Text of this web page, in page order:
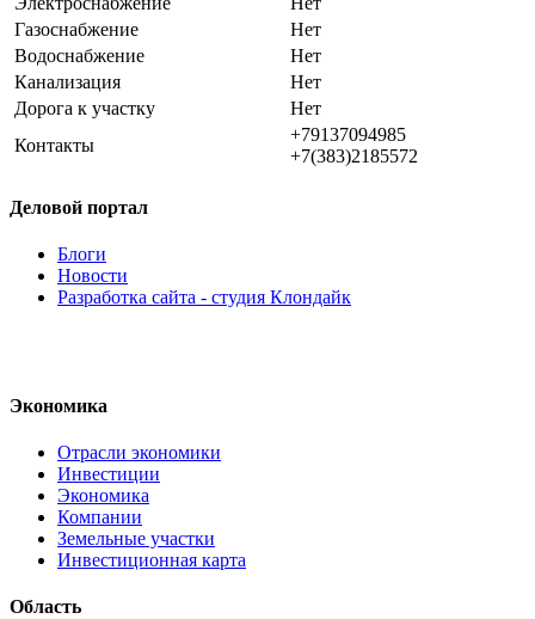
Газоснабжение
Нет
Водоснабжение
Нет
Канализация
Нет
Дорога к участку
Нет
Контакты
+79137094985
+7(383)2185572
Деловой портал
Блоги
Новости
Разработка сайта - студия Клондайк
Экономика
Отрасли экономики
Инвестиции
Экономика
Компании
Земельные участки
Инвестиционная карта
Область